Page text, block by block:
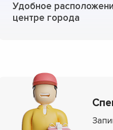
Удобное
центре города